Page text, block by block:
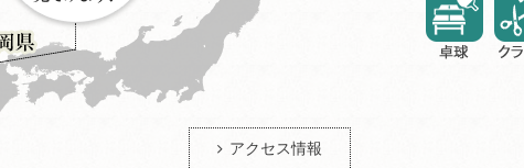
アクセス情報